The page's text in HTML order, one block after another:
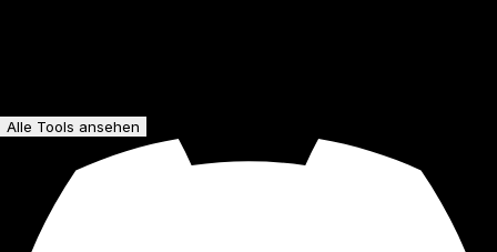
Alle Tools ansehen